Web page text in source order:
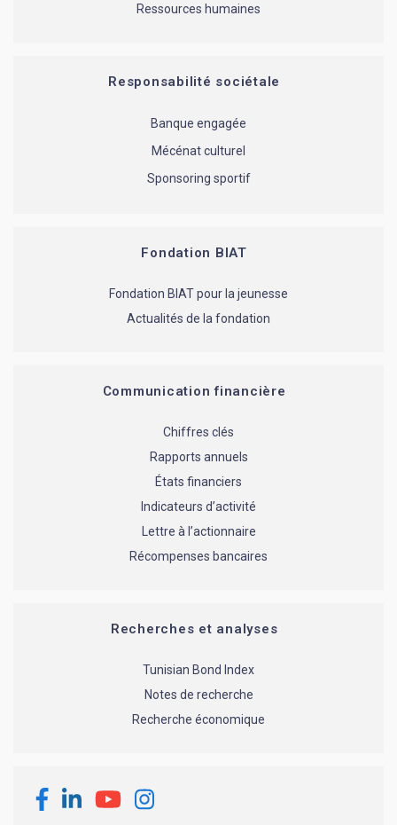
Ressources humaines
Responsabilité sociétale
Banque engagée
Mécénat culturel
Sponsoring sportif
Fondation BIAT
Fondation BIAT pour la jeunesse
Actualités de la fondation
Communication financière
Chiffres clés
Rapports annuels
États financiers
Indicateurs d’activité
Lettre à l’actionnaire
Récompenses bancaires
Recherches et analyses
Tunisian Bond Index
Notes de recherche
Recherche économique